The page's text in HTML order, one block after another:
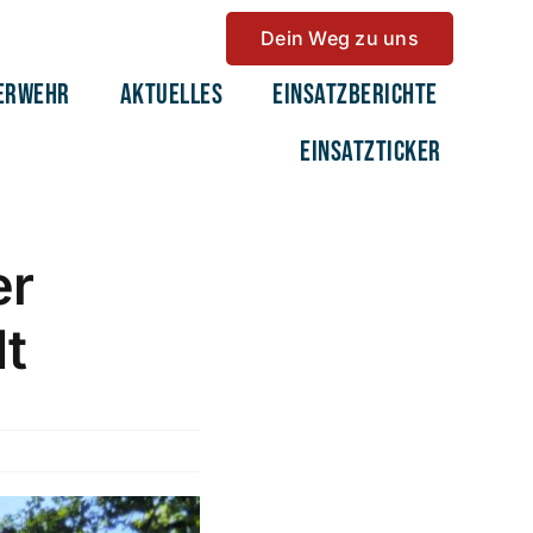
Dein Weg zu uns
Aktuelles
Einsatzberichte
Einsatzticker